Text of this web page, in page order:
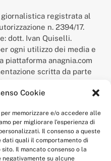
Cookie
memorizzare e/o accedere alle
per migliorare l'esperienza di
Il consenso a queste
quali il comportamento di
sito. Il mancato consenso o la
negativamente su alcune
registrata al
n. 2394/17.
dott. Ivan Quiselli.
ogni utilizzo dei media e
anagnia.com
scritta da parte
presso l’Ufficio Italiano
del 9 febbraio 2017.